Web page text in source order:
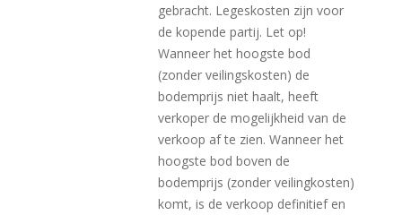
gebracht. Legeskosten zijn voor
de kopende partij. Let op!
Wanneer het hoogste bod
(zonder veilingskosten) de
bodemprijs niet haalt, heeft
verkoper de mogelijkheid van de
verkoop af te zien. Wanneer het
hoogste bod boven de
bodemprijs (zonder veilingkosten)
komt, is de verkoop definitief en